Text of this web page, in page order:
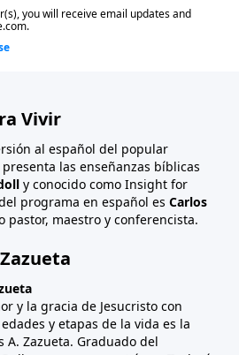
Vivir
al español del popular
las enseñanzas bíblicas
y conocido como Insight for
programa en español es Carlos
pastor, maestro y conferencista.
y la gracia de Jesucristo con
y etapas de la vida es la
A. Zazueta. Graduado del